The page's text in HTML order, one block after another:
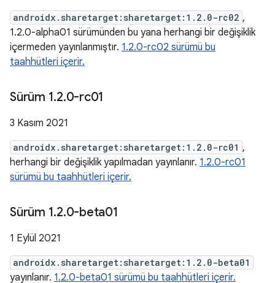
androidx.sharetarget:sharetarget:1.2.0-rc02 ,
1.2.0-alpha01 sürümünden bu yana herhangi bir değişiklik
içermeden yayınlanmıştır. 1.2.0-rc02 sürümü bu
taahhütleri içerir.
Sürüm 1.2.0-rc01
3 Kasım 2021
androidx.sharetarget:sharetarget:1.2.0-rc01 ,
herhangi bir değişiklik yapılmadan yayınlanır. 1.2.0-rc01
sürümü bu taahhütleri içerir.
Sürüm 1.2.0-beta01
1 Eylül 2021
androidx.sharetarget:sharetarget:1.2.0-beta01
yayınlanır. 1.2.0-beta01 sürümü bu taahhütleri içerir.